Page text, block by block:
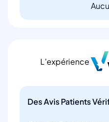
L’expérience
Des Avis Patients